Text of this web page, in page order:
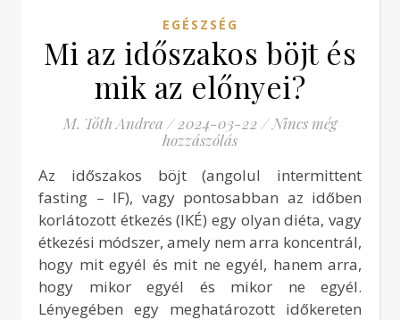
EGÉSZSÉG
Mi az időszakos böjt és
mik az előnyei?
M. Tóth Andrea / 2024-03-22 / Nincs még
hozzászólás
Az időszakos böjt (angolul intermittent
fasting – IF), vagy pontosabban az időben
korlátozott étkezés (IKÉ) egy olyan diéta, vagy
étkezési módszer, amely nem arra koncentrál,
hogy mit egyél és mit ne egyél, hanem arra,
hogy mikor egyél és mikor ne egyél.
Lényegében egy meghatározott időkereten